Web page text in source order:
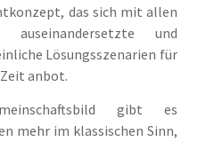
das sich mit allen
auseinandersetzte und
Lösungsszenarien für
anbot.
gibt es
mehr im klassischen Sinn,